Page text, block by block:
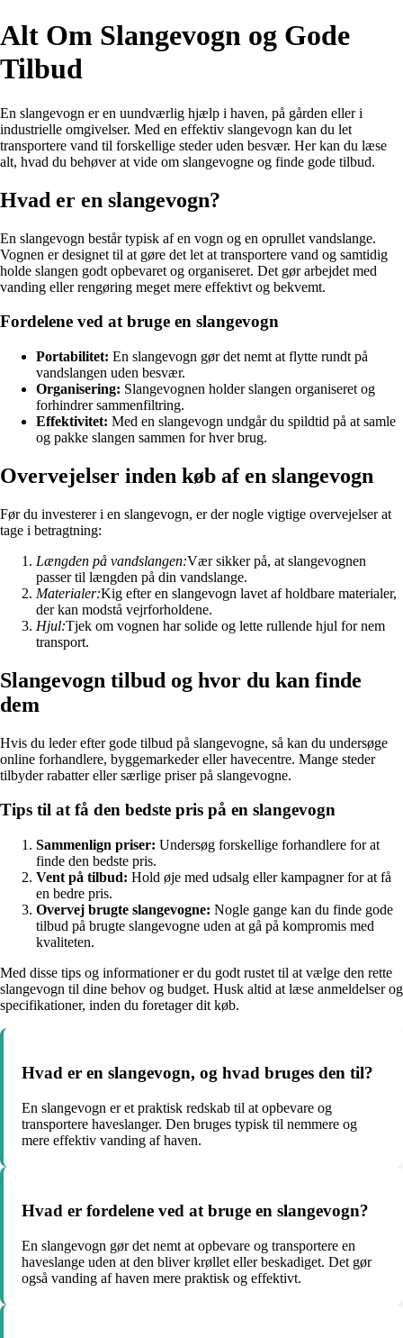
Alt Om Slangevogn og Gode
Tilbud
En slangevogn er en uundværlig hjælp i haven, på gården eller i
industrielle omgivelser. Med en effektiv slangevogn kan du let
transportere vand til forskellige steder uden besvær. Her kan du læse
alt, hvad du behøver at vide om slangevogne og finde gode tilbud.
Hvad er en slangevogn?
En slangevogn består typisk af en vogn og en oprullet vandslange.
Vognen er designet til at gøre det let at transportere vand og samtidig
holde slangen godt opbevaret og organiseret. Det gør arbejdet med
vanding eller rengøring meget mere effektivt og bekvemt.
Fordelene ved at bruge en slangevogn
Portabilitet: En slangevogn gør det nemt at flytte rundt på
vandslangen uden besvær.
Organisering: Slangevognen holder slangen organiseret og
forhindrer sammenfiltring.
Effektivitet: Med en slangevogn undgår du spildtid på at samle
og pakke slangen sammen for hver brug.
Overvejelser inden køb af en slangevogn
Før du investerer i en slangevogn, er der nogle vigtige overvejelser at
tage i betragtning:
Længden på vandslangen:Vær sikker på, at slangevognen
passer til længden på din vandslange.
Materialer:Kig efter en slangevogn lavet af holdbare materialer,
der kan modstå vejrforholdene.
Hjul:Tjek om vognen har solide og lette rullende hjul for nem
transport.
Slangevogn tilbud og hvor du kan finde
dem
Hvis du leder efter gode tilbud på slangevogne, så kan du undersøge
online forhandlere, byggemarkeder eller havecentre. Mange steder
tilbyder rabatter eller særlige priser på slangevogne.
Tips til at få den bedste pris på en slangevogn
Sammenlign priser: Undersøg forskellige forhandlere for at
finde den bedste pris.
Vent på tilbud: Hold øje med udsalg eller kampagner for at få
en bedre pris.
Overvej brugte slangevogne: Nogle gange kan du finde gode
tilbud på brugte slangevogne uden at gå på kompromis med
kvaliteten.
Med disse tips og informationer er du godt rustet til at vælge den rette
slangevogn til dine behov og budget. Husk altid at læse anmeldelser og
specifikationer, inden du foretager dit køb.
Hvad er en slangevogn, og hvad bruges den til?
En slangevogn er et praktisk redskab til at opbevare og
transportere haveslanger. Den bruges typisk til nemmere og
mere effektiv vanding af haven.
Hvad er fordelene ved at bruge en slangevogn?
En slangevogn gør det nemt at opbevare og transportere en
haveslange uden at den bliver krøllet eller beskadiget. Det gør
også vanding af haven mere praktisk og effektivt.